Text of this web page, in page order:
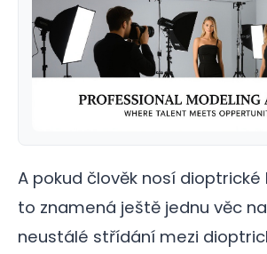
A pokud člověk nosí
to znamená ještě jednu věc
neustálé střídání mezi